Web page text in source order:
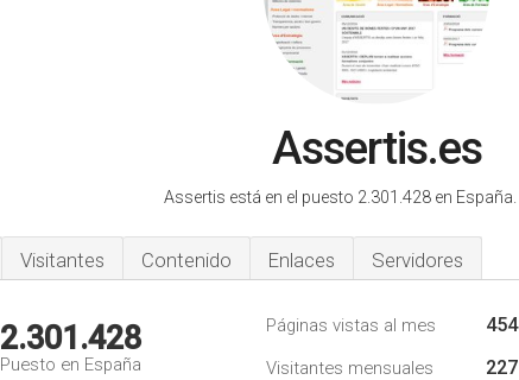
Assertis.es
Assertis está en el puesto 2.301.428 en España.
Visitantes Contenido Enlaces Servidores
2.301.428
Puesto en España
Páginas vistas al mes 454
Visitantes mensuales 227